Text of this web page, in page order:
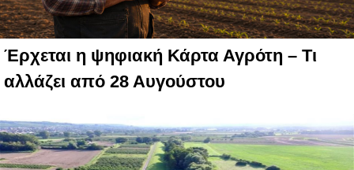
Έρχεται η ψηφιακή Κάρτα Αγρότη – Τι
αλλάζει από 28 Αυγούστου